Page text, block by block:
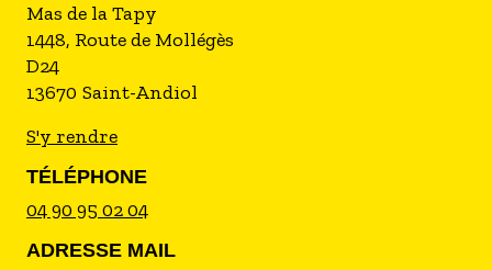
Mas de la Tapy
1448, Route de Mollégès
D24
13670 Saint-Andiol
S'y rendre
TÉLÉPHONE
04 90 95 02 04
ADRESSE MAIL